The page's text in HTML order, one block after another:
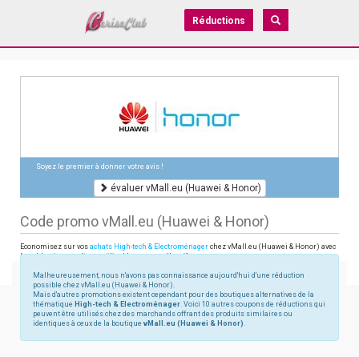
Réductions
Soyez le premier à donner votre avis !
évaluer vMall.eu (Huawei & Honor)
Code promo vMall.eu (Huawei & Honor)
Economisez sur vos achats High-tech & Electroménager chez vMall.eu (Huawei & Honor) avec
les réductions en ligne utilisables sur vmall.eu/fr
Malheureusement, nous n'avons pas connaissance aujourd'hui d'une réduction
possible chez vMall.eu (Huawei & Honor).
Mais d'autres promotions existent cependant pour des boutiques alternatives de la
thématique High-tech & Electroménager. Voici 10 autres coupons de réductions qui
peuvent être utilisés chez des marchands offrant des produits similaires ou
identiques à ceux de la boutique vMall.eu (Huawei & Honor).